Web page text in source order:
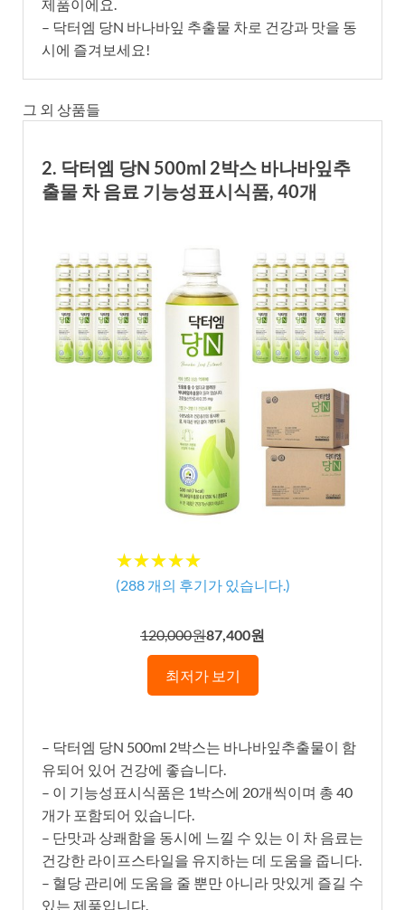
제품이에요.
– 닥터엠 당N 바나바잎 추출물 차로 건강과 맛을 동
시에 즐겨보세요!
그 외 상품들
2. 닥터엠 당N 500ml 2박스 바나바잎추
출물 차 음료 기능성표시식품, 40개
★★★★★
★★★★★
(288개의 후기가 있습니다.)
120,000원87,400원
최저가 보기
– 닥터엠 당N 500ml 2박스는 바나바잎추출물이 함
유되어 있어 건강에 좋습니다.
– 이 기능성표시식품은 1박스에 20개씩이며 총 40
개가 포함되어 있습니다.
– 단맛과 상쾌함을 동시에 느낄 수 있는 이 차 음료는
건강한 라이프스타일을 유지하는 데 도움을 줍니다.
– 혈당 관리에 도움을 줄 뿐만 아니라 맛있게 즐길 수
있는 제품입니다.